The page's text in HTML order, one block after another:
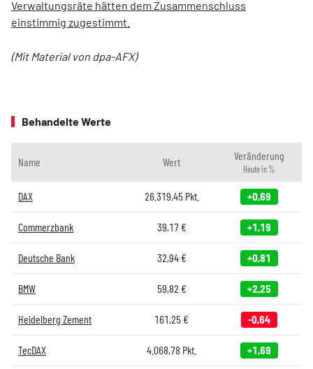
Verwaltungsräte hätten dem Zusammenschluss
einstimmig zugestimmt.
(Mit Material von dpa-AFX)
Behandelte Werte
Name Wert Veränderung
Heute in %
DAX 26.319,45Pkt. +0,69
Commerzbank 39,17€ +1,19
Deutsche Bank 32,94€ +0,81
BMW 59,82 € +2,25
Heidelberg Zement 161,25 € -0,64
TecDAX 4.068,78 Pkt. +1,69